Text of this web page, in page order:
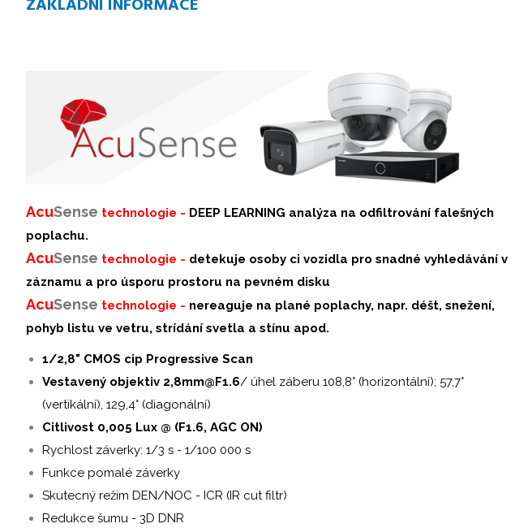
ZÁKLADNÍ INFORMACE
AcuSense technologie - DEEP LEARNING analýza na odfiltrování falešných
poplachu.
AcuSense technologie - detekuje osoby ci vozidla pro snadné vyhledávání v
záznamu a pro úsporu prostoru na pevném disku
AcuSense technologie - nereaguje na plané poplachy, napr. déšt, snežení,
pohyb listu ve vetru, strídání svetla a stínu apod.
1/2,8" CMOS cip Progressive Scan
Vestavený objektiv 2,8mm@F1.6/ úhel záberu 108,8° (horizontální); 57,7°
(vertikální), 129,4° (diagonální)
Citlivost 0,005 Lux @ (F1.6, AGC ON)
Rychlost záverky: 1/3 s - 1/100 000 s
Funkce pomalé záverky
Skutecný režim DEN/NOC - ICR (IR cut filtr)
Redukce šumu - 3D DNR